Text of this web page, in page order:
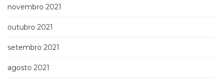
novembro 2021
outubro 2021
setembro 2021
agosto 2021